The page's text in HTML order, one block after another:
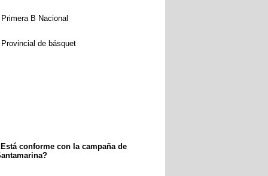
Primera B Nacional
Provincial de básquet
conforme con la campaña de